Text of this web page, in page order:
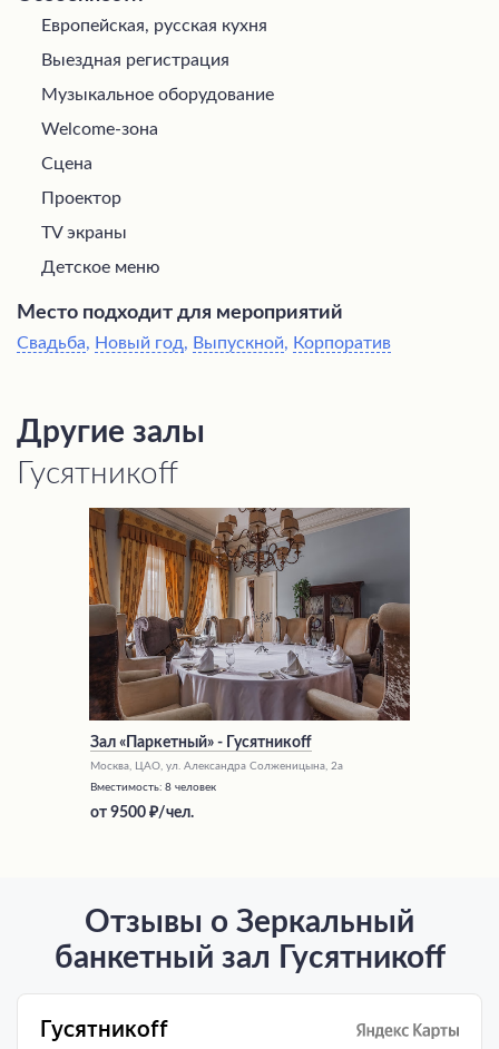
Европейская, русская кухня
Выездная регистрация
Музыкальное оборудование
Welcome-зона
Сцена
Проектор
TV экраны
Детское меню
Место подходит для мероприятий
Свадьба, Новый год, Выпускной, Корпоратив
Другие залы
Гусятникоff
Зал «Паркетный» - Гусятникоff
Москва, ЦАО, ул. Александра Солженицына, 2а
Вместимость: 8 человек
от 9500 /чел.
Отзывы о Зеркальный
банкетный зал Гусятникоff